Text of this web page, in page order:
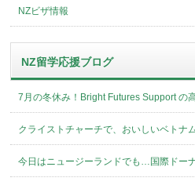
NZビザ情報
NZ留学応援ブログ
7月の冬休み！Bright Futures Support の
クライストチャーチで、おいしいベトナ
今日はニュージーランドでも…国際ドー